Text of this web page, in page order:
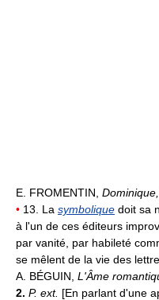
E. FROMENTIN, Dominique,
• 13. La symbolique doit sa
à l'un de ces éditeurs
par vanité, par habileté
se mêlent de la vie des
A. BÉGUIN, L'Âme
2. P. ext. [En parlant d'une